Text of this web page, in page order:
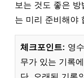
보는 것도 좋은
는 미리 준비해야
체크포인트: 영
무가 있는 기록